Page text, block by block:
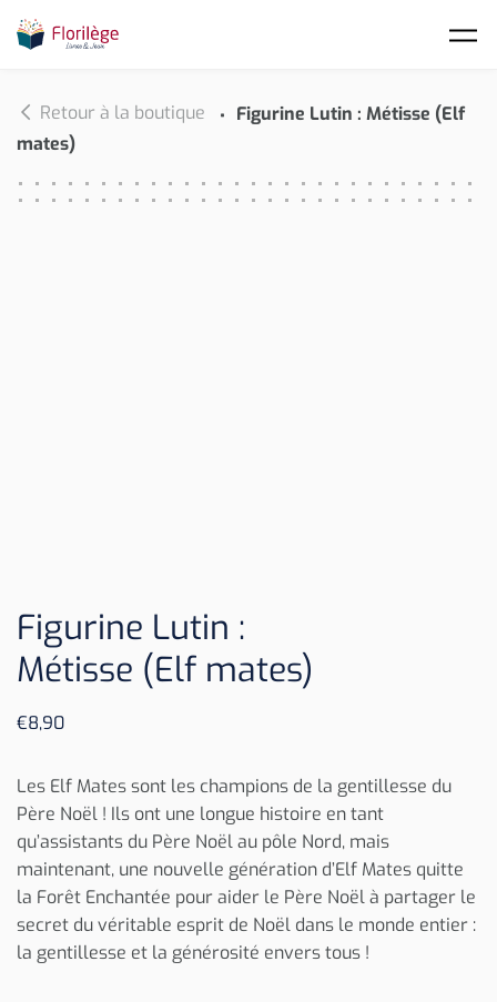
Retour à la boutique
Figurine Lutin : Métisse (Elf
mates)
Figurine Lutin :
Métisse (Elf mates)
€8,90
Les Elf Mates sont les champions de la gentillesse du
Père Noël ! Ils ont une longue histoire en tant
qu’assistants du Père Noël au pôle Nord, mais
maintenant, une nouvelle génération d’Elf Mates quitte
la Forêt Enchantée pour aider le Père Noël à partager le
secret du véritable esprit de Noël dans le monde entier :
la gentillesse et la générosité envers tous !